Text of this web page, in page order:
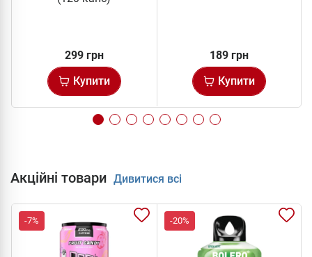
299 грн
Купити
189 грн
Купити
Акційні товари Дивитися всі
-7% -20%